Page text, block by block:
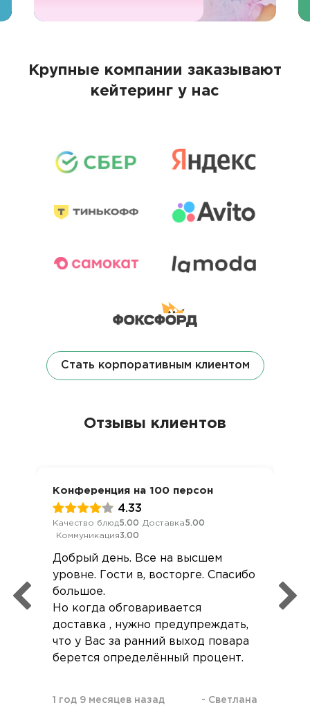
Крупные компании заказывают
кейтеринг у нас
Стать корпоративным клиентом
Отзывы клиентов
Конференция на 100 персон
4.33
Качество блюд5.00 Доставка5.00
Коммуникация3.00
Добрый день. Все на высшем
уровне. Гости в, восторге. Спасибо
большое.
Но когда обговаривается
доставка , нужно предупреждать,
что у Вас за ранний выход повара
берется определённый процент.
1 год 9 месяцев назад - Светлана